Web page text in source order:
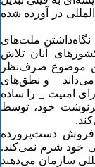
در آورده شده
ملت‌های
آنان تلاش
موضوع صرف‌نظر
می‌داند _ و نطق‌های
امنیت _ را ساده
خود، توسط
دست‌پرورده
خود شرم نمی‌کند.
سازمان می‌دهند